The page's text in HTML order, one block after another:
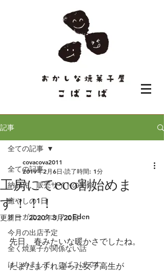
記事
全ての記事
納品先、販売サイトの紹介
癒やしの1日
オーガニックカフェEden
今月の出店予定
全く焼菓子が関係ない話
はじめまして、こばこばです。
全ての記事
工房にてeco割始めま
す！！！
covacova2011
2019年2月6日 読了時間: 1分
更新日：2020年3月20日
先日、春みたいな暖かさでしたね。
たまたますれ違った女子高生が